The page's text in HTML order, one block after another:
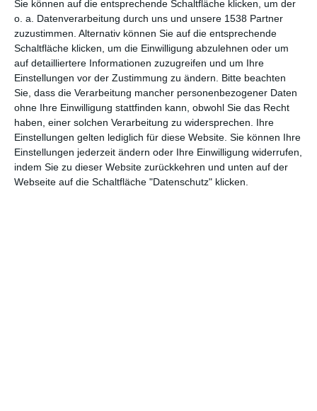
Sie können auf die entsprechende Schaltfläche klicken, um der
o. a. Datenverarbeitung durch uns und unsere 1538 Partner
zuzustimmen. Alternativ können Sie auf die entsprechende
Schaltfläche klicken, um die Einwilligung abzulehnen oder um
auf detailliertere Informationen zuzugreifen und um Ihre
Einstellungen vor der Zustimmung zu ändern.
Bitte beachten
Sie, dass die Verarbeitung mancher personenbezogener Daten
ohne Ihre Einwilligung stattfinden kann, obwohl Sie das Recht
haben, einer solchen Verarbeitung zu widersprechen. Ihre
Einstellungen gelten lediglich für diese Website. Sie können Ihre
Einstellungen jederzeit ändern oder Ihre Einwilligung widerrufen,
indem Sie zu dieser Website zurückkehren und unten auf der
Webseite auf die Schaltfläche "Datenschutz" klicken.
Stilvolles Badezimmer
im skandinavischen Stil
Zu den Favoriten hinzufügen
Badezimmer mit
Plattformwanne